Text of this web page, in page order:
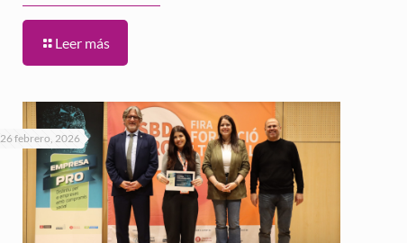
Leer más
26 febrero, 2026